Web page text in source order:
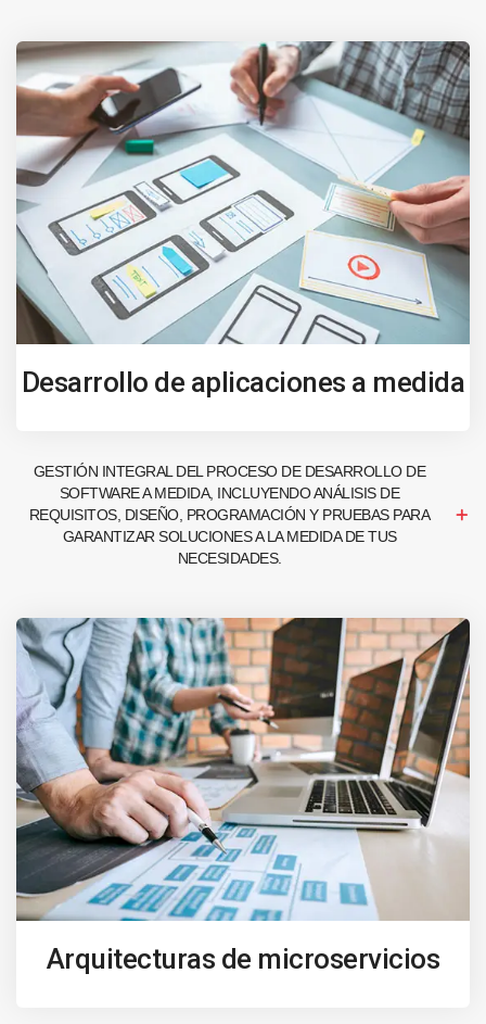
Desarrollo de aplicaciones a medida
GESTIÓN INTEGRAL DEL PROCESO DE DESARROLLO DE
SOFTWARE A MEDIDA, INCLUYENDO ANÁLISIS DE
REQUISITOS, DISEÑO, PROGRAMACIÓN Y PRUEBAS PARA
GARANTIZAR SOLUCIONES A LA MEDIDA DE TUS
NECESIDADES.
Arquitecturas de microservicios